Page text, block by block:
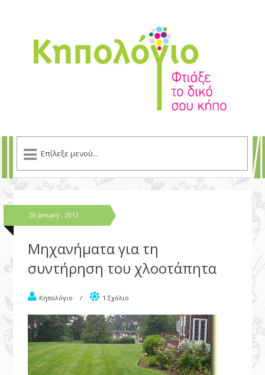
26 January , 2012
Μηχανήματα για τη
συντήρηση του χλοοτάπητα
Κηπολόγιο / 1 Σχόλιο